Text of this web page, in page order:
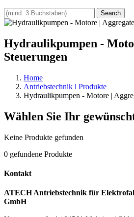
Hydraulikpumpen -
Steuerungen
Home
Antriebstechnik l Produkte
Hydraulikpumpen - Motore |
Wählen Sie Ihr
Keine Produkte gefunden
0 gefundene Produkte
Kontakt
ATECH Antriebstechnik für
GmbH